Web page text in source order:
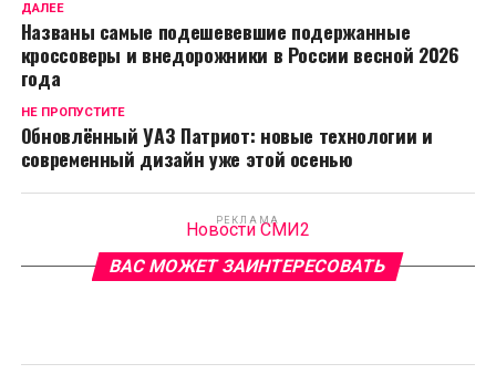
ДАЛЕЕ
Названы самые подешевевшие подержанные
кроссоверы и внедорожники в России весной 2026
года
НЕ ПРОПУСТИТЕ
Обновлённый УАЗ Патриот: новые технологии и
современный дизайн уже этой осенью
РЕКЛАМА
Новости СМИ2
ВАС МОЖЕТ ЗАИНТЕРЕСОВАТЬ